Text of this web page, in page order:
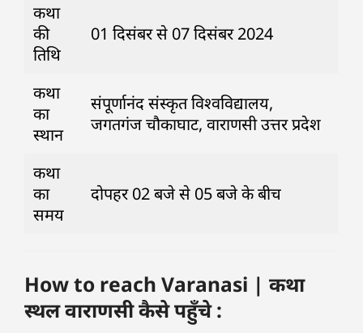
कथा
की
तिथि
01 दिसंबर से 07 दिसंबर 2024
कथा
का
स्थान
संपूर्णानंद संस्कृत विश्वविद्यालय,
जगतगंज चौकाघाट, वाराणसी उत्तर प्रदेश
कथा
का
समय
दोपहर 02 बजे से 05 बजे के बीच
How to reach Varanasi | कथा
स्थल वाराणसी कैसे पहुँचे :